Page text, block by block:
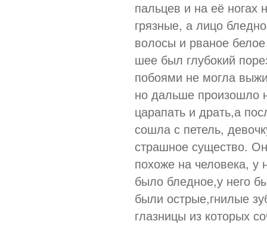
пальцев и на её ногах
грязные, а лицо
волосы и рваное
шее был глубокий
побоями не могла
но дальше произошло
царапать и драть,а
сошла с петель,
страшное существо.
похоже на человека, у
было бледное,у него
были острые,гнилые
глазницы из которых